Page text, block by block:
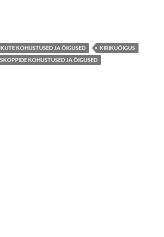
KANOONILISE ÕIGUSE KOODEKSIST
KOHUSTUSED JA ÕIGUSED
KIRIKUÕIGUS
KOHUSTUSED JA ÕIGUSED